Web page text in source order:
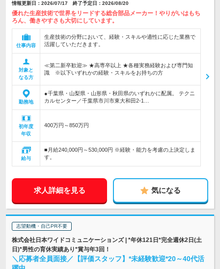
情報更新日：2026/07/17 終了予定日：2026/08/20
優れた生産技術で世界をリードする総合部品メーカー！やりがいはもち
ろん、働きやすさも大切にしています。
仕事内容
生産技術の分野において、経験・スキルや適性に応じた業務で
活躍していただきます。
対象と
なる方
≪第二新卒歓迎≫ ★高専卒以上 ★各種実務経験および専門知
識 ※以下いずれかの経験・スキルをお持ちの方
勤務地
●千葉県・山梨県・山形県・秋田県のいずれかに配属。 テクニ
カルセンター／千葉県市川市東大和田2-1…
初年度
年収
400万円～850万円
給与
■月給240,000円～530,000円 ※経験・能力を考慮の上決定しま
す。
求人詳細を見る 気になる
志望動機・自己PR不要
株式会社日本ワイドコミュニケーションズ | *年休121日*完全週休2日(土
日)*男性の育休実績あり*賞与年3回！
＼応募者全員面接／【評価スタッフ】*未経験歓迎*20～40代活